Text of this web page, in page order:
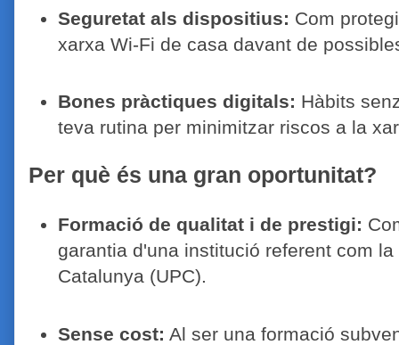
Seguretat als dispositius: Com
xarxa Wi-Fi de casa davant de
Bones pràctiques digitals: Hàbits
teva rutina per minimitzar riscos a la
Per què és una gran oportunitat?
Formació de qualitat i de prestigi:
garantia d'una institució referent com
Catalunya (UPC).
Sense cost: Al ser una formació